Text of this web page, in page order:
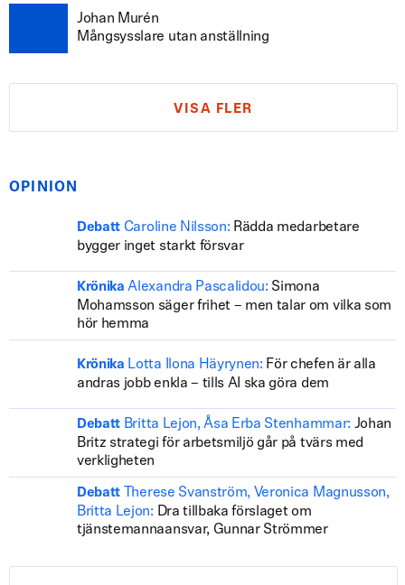
Johan Murén
Mångsysslare utan anställning
VISA FLER
OPINION
Debatt Caroline Nilsson: Rädda medarbetare
bygger inget starkt försvar
Krönika Alexandra Pascalidou: Simona
Mohamsson säger frihet – men talar om vilka som
hör hemma
Krönika Lotta Ilona Häyrynen: För chefen är alla
andras jobb enkla – tills AI ska göra dem
Debatt Britta Lejon, Åsa Erba Stenhammar: Johan
Britz strategi för arbetsmiljö går på tvärs med
verkligheten
Debatt
Therese Svanström, Veronica Magnusson,
Britta Lejon: Dra tillbaka förslaget om
tjänstemannaansvar, Gunnar Strömmer